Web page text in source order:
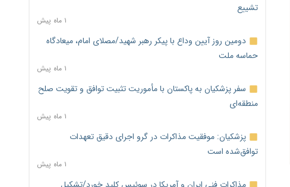
تشییع
۱ ماه پیش
دومین روز آیین وداع با پیکر رهبر شهید/مصلای امام، میعادگاه
حماسه ملت
۱ ماه پیش
سفر پزشکیان به پاکستان با مأموریت تثبیت توافق و تقویت صلح
منطقه‌ای
۱ ماه پیش
پزشکیان: موفقیت مذاکرات در گرو اجرای دقیق تعهدات
توافق‌شده است
۱ ماه پیش